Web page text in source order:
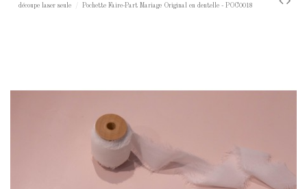
découpe laser seule
Pochette Faire-Part Mariage Original en dentelle - POC0018